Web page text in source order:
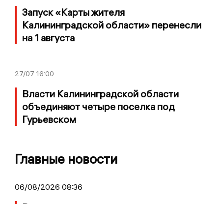
Запуск «Карты жителя
Калининградской области» перенесли
на 1 августа
27/07 16:00
Власти Калининградской области
объединяют четыре поселка под
Гурьевском
Главные новости
06/08/2026 08:36